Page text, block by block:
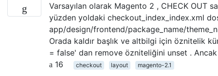
Varsayılan olarak Magento 2 , CHECK OUT
yüzden yoldaki checkout_index_index.xml
app/design/frontend/package_name/
Orada kaldır başlık ve altbilgi için öznitelik
= false' dan remove özniteliğini unset .
16
checkout layout magento-2.1